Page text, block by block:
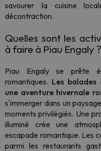
savourer la cuisine
décontraction.
Quelles sont les
à faire à Piau Engaly ?
Piau Engaly se prête
romantiques. Les
une aventure hivernale
s'immerger dans un
moments privilégiés. Une
illuminé crée une
escapade romantique. Les
parmi les restaurants